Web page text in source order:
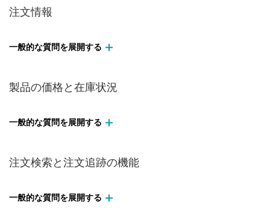
注文情報
一般的な質問を展開する
製品の価格と在庫状況
一般的な質問を展開する
注文検索と注文追跡の機能
一般的な質問を展開する